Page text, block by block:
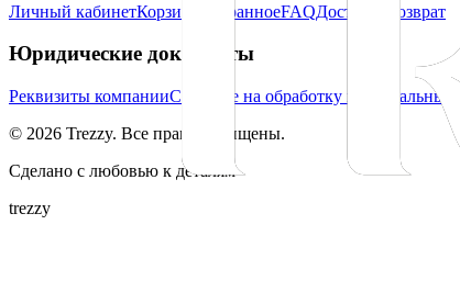
Личный кабинетКорзина ИзбранноеFAQДоставка Возврат
Юридические документы
Реквизиты компанииСогласие на обработку
© 2026 Trezzy. Все права защищены.
Сделано с любовью к деталям
trezzy